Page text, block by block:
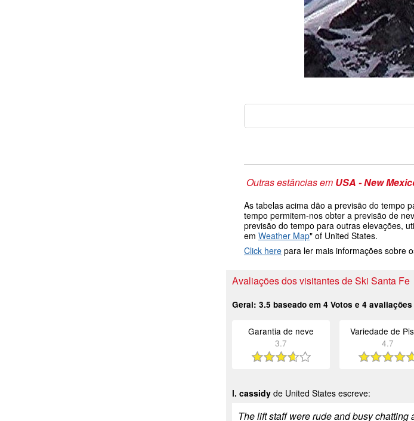
Outras estâncias em USA - New
As tabelas acima dão a previsão do tempo
tempo permitem-nos obter a previsão de
previsão do tempo para outras elevações,
em Weather Map" of United States.
Click here para ler mais informações sobre
Avaliações dos visitantes de Ski Santa Fe
Geral: 3.5 baseado em 4 Votos e 4 avaliações
Garantia de neve
3.7
Variedade de
4.7
l. cassidy de United States escreve:
The lift staff were rude and busy